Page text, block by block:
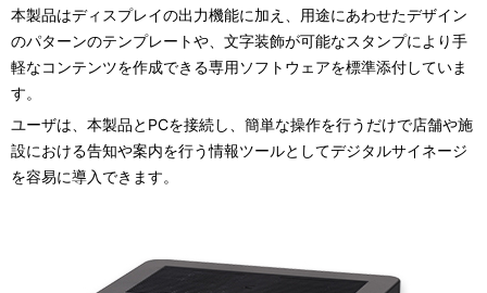
本製品はディスプレイの出力機能に加え、用途にあわせたデザイン
のパターンのテンプレートや、文字装飾が可能なスタンプにより手
軽なコンテンツを作成できる専用ソフトウェアを標準添付していま
す。
ユーザは、本製品とPCを接続し、簡単な操作を行うだけで店舗や施
設における告知や案内を行う情報ツールとしてデジタルサイネージ
を容易に導入できます。